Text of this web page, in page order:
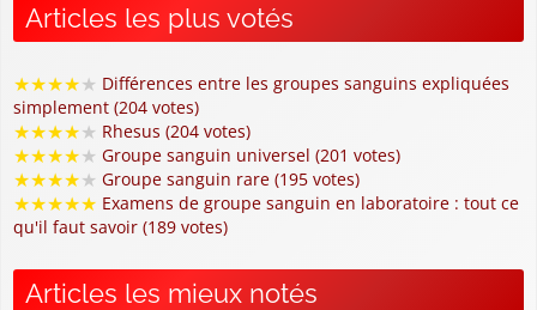
Articles les plus votés
★★★★★ Différences entre les groupes sanguins expliquées
simplement (204 votes)
★★★★★ Rhesus (204 votes)
★★★★★ Groupe sanguin universel (201 votes)
★★★★★ Groupe sanguin rare (195 votes)
★★★★★ Examens de groupe sanguin en laboratoire : tout ce
qu'il faut savoir (189 votes)
Articles les mieux notés